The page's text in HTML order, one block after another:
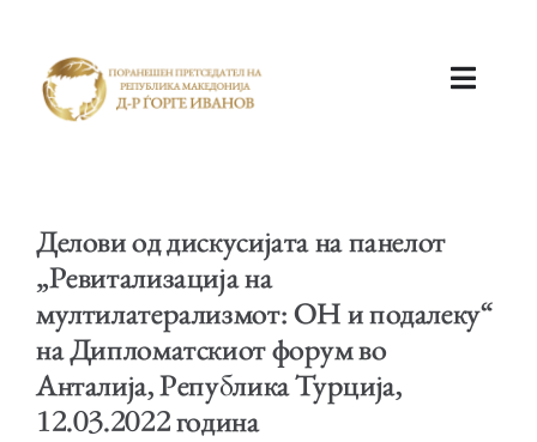
КАБИНЕТ
Делови од дискусијата на панелот
„Ревитализација на
мултилатерализмот: ОН и подалеку“
на Дипломатскиот форум во
Анталија, Република Турција,
12.03.2022 година